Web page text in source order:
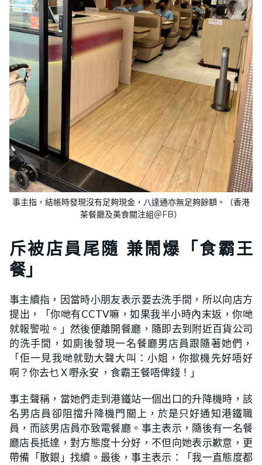
事主指，結帳時發現沒有足夠現金，八達通亦無足夠餘額。（香港
茶餐廳及美食關注組＠FB）
斥被店員尾隨 兼鬧爆「食霸王
餐」
事主續指，因當時小朋友表示要去洗手間，所以向店方
提出，「你哋有CCTV嘛，如果我半小時內末返，你哋
就報警啦。」然後便離開餐廳，隨即去到附近百貨公司
的洗手間，如廁後發現一名餐廳男店員跟隨著她們，
「佢一見我哋就勁大聲大叫：小姐，你撳機先好唔好
啊？你去乜Ｘ嘢永安 ，食霸王餐唔俾錢！」
事主聲稱，當她們走到港鐵站一個出口的升降機時，該
名男店員卻阻擋升降機門關上，於是只好通知港鐵職
員，而該男店員亦致電餐廳。事主表示，隨後有一名餐
廳店長抵達，對方態度十分好，不但向她表示歉意，更
帶備「散銀」找續。最後，事主表示：「我一直態度都